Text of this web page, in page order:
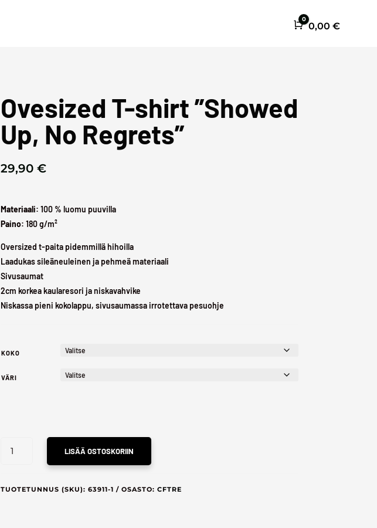
Cart
0
0,00 €
Ovesized T-shirt ”Showed
Up, No Regrets”
29,90 €
Materiaali: 100 % luomu puuvilla
Paino: 180 g/m²
Oversized t-paita pidemmillä hihoilla
Laadukas sileäneuleinen ja pehmeä materiaali
Sivusaumat
2cm korkea kaularesori ja niskavahvike
Niskassa pieni kokolappu, sivusaumassa irrotettava pesuohje
KOKO
VÄRI
LISÄÄ OSTOSKORIIN
TUOTETUNNUS (SKU): 63911-1 OSASTO: CFTRE